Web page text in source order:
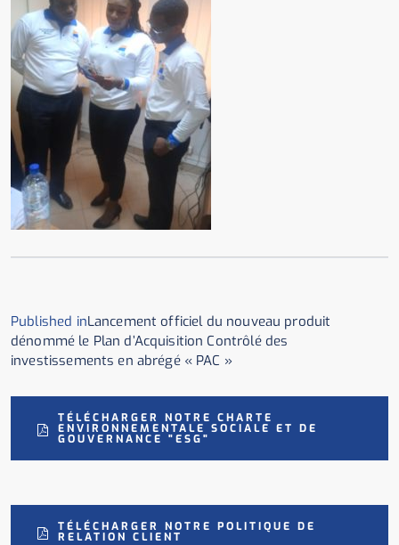
Published inLancement officiel du nouveau produit
dénommé le Plan d’Acquisition Contrôlé des
investissements en abrégé « PAC »
TÉLÉCHARGER NOTRE CHARTE
ENVIRONNEMENTALE SOCIALE ET DE
GOUVERNANCE "ESG"
TÉLÉCHARGER NOTRE POLITIQUE DE
RELATION CLIENT